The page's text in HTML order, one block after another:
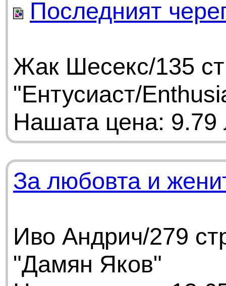
Последният
Жак Шесекс/135
"Ентусиаст/
Нашата цена: 9.79
За любовта и
Иво Андрич/279
"Дамян Яков"